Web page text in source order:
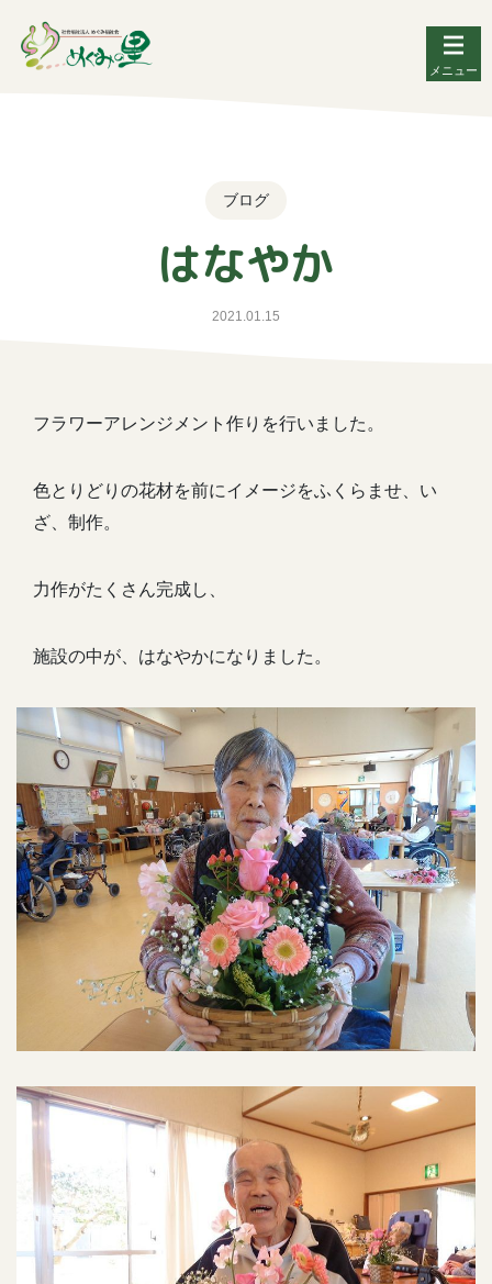
メニュー
ブログ
はなやか
2021.01.15
フラワーアレンジメント作りを行いました。
色とりどりの花材を前にイメージをふくらませ、い
ざ、制作。
力作がたくさん完成し、
施設の中が、はなやかになりました。